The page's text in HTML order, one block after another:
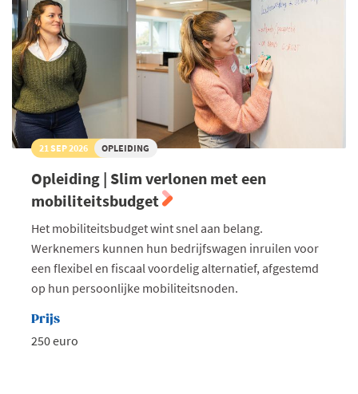
21 SEP 2026 OPLEIDING
Opleiding | Slim verlonen met een
mobiliteitsbudget
Het mobiliteitsbudget wint snel aan belang.
Werknemers kunnen hun bedrijfswagen inruilen voor
een flexibel en fiscaal voordelig alternatief, afgestemd
op hun persoonlijke mobiliteitsnoden.
Prijs
250 euro